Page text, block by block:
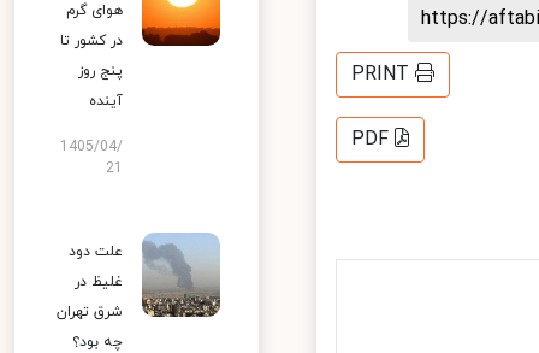
https://
PRINT
PDF
هوای گرم
در کشور تا
پنج روز
آینده
1405/04/
علت دود
غلیظ در
شرق تهران
چه بود؟